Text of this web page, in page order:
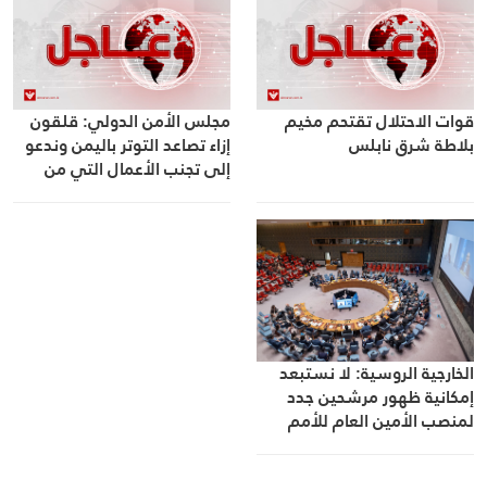
قوات الاحتلال تقتحم مخيم
بلاطة شرق نابلس
مجلس الأمن الدولي: قلقون
إزاء تصاعد التوتر باليمن وندعو
إلى تجنب الأعمال التي من
الخارجية الروسية: لا نستبعد
إمكانية ظهور مرشحين جدد
لمنصب الأمين العام للأمم